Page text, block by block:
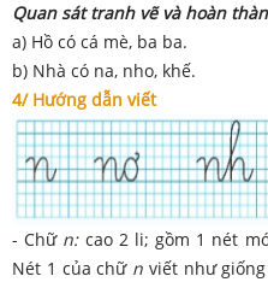
Quan sát tranh vẽ và hoàn
a) Hồ có cá mè, ba ba.
b) Nhà có na, nho, khế.
4/ Hướng dẫn viết
- Chữ n:cao 2 li; gồm 1 nét
Nét 1 của chữ n viết như